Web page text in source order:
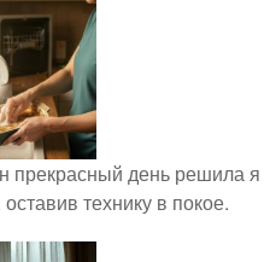
прекрасный день решила я
технику в покое.